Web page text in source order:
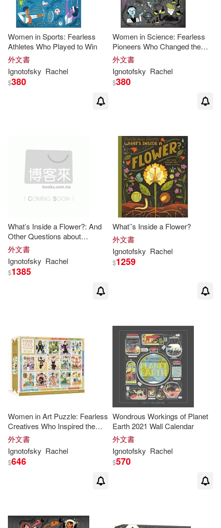
Women in Sports: Fearless
Athletes Who Played to Win
外文書
Ignotofsky Rachel
$380
Women in Science: Fearless
Pioneers Who Changed the
World
外文書
Ignotofsky Rachel
$380
What’s Inside a Flower?: And
Other Questions about
Science & Nature
外文書
Ignotofsky Rachel
$1385
What’’s Inside a Flower?
外文書
Ignotofsky Rachel
$1259
Women in Art Puzzle: Fearless
Creatives Who Inspired the
World 500-Piece Jigsaw
Puzzle and Poster: Jigsaw
Puzzles for Adults and Jigsaw
Puzzles for Ki
外文書
Ignotofsky Rachel
$646
Wondrous Workings of Planet
Earth 2021 Wall Calendar
外文書
Ignotofsky Rachel
$570